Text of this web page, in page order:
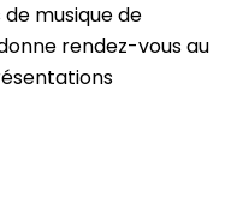
musique de
rendez-vous au